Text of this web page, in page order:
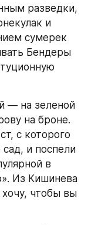
разведки,
и
сумерек
Бендеры
— на зеленой
на броне.
с которого
и поспели
в
Из Кишинева
чтобы вы